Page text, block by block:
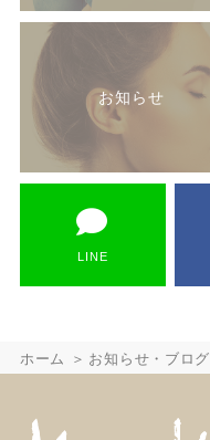
お知らせ
LINE
ホーム お知らせ・ブログ